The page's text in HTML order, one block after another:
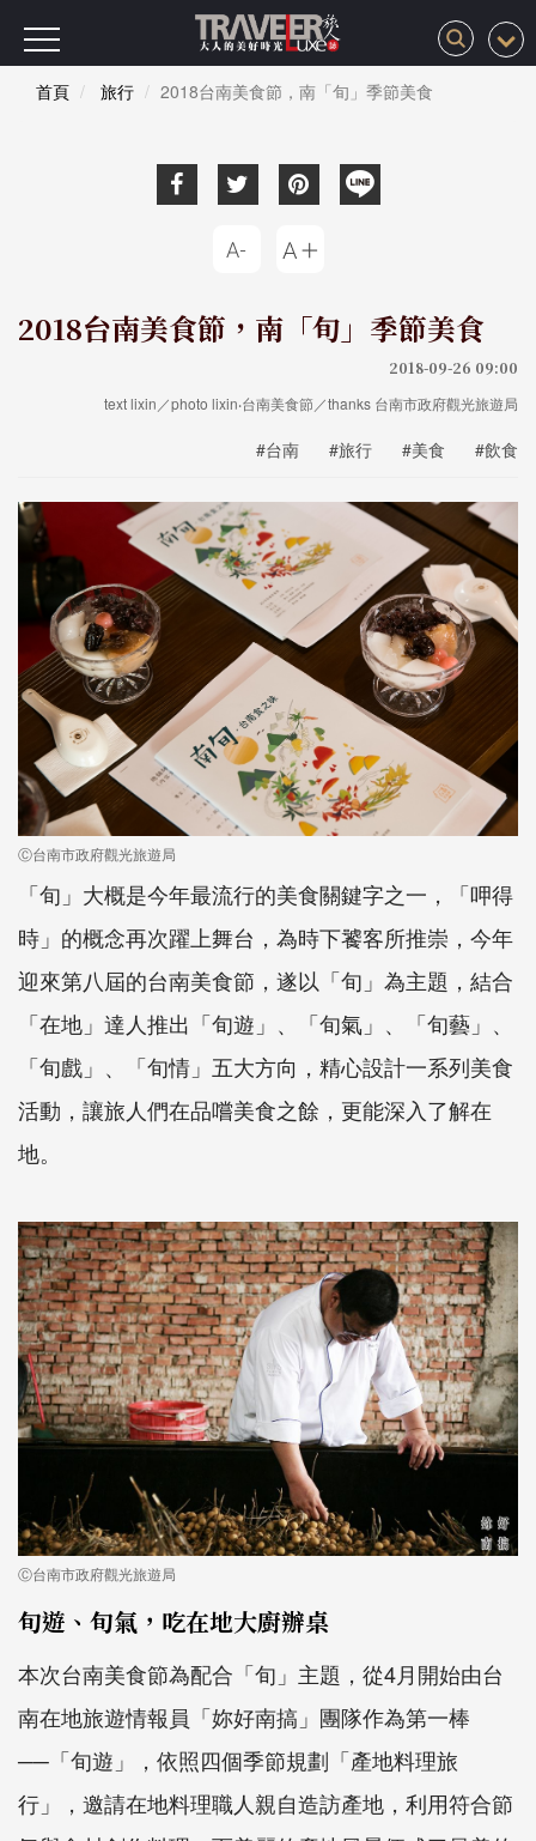
首頁 旅行 2018台南美食節，南「旬」季節美食
2018台南美食節，南「旬」季節美食
2018-09-26 09:00
text lixin／photo lixin‧台南美食節／thanks 台南市政府觀光旅遊局
#台南 #旅行 #美食 #飲食
Ⓒ台南市政府觀光旅遊局
「旬」大概是今年最流行的美食關鍵字之一，「呷得
時」的概念再次躍上舞台，為時下饕客所推崇，今年
迎來第八屆的台南美食節，遂以「旬」為主題，結合
「在地」達人推出「旬遊」、「旬氣」、「旬藝」、
「旬戲」、「旬情」五大方向，精心設計一系列美食
活動，讓旅人們在品嚐美食之餘，更能深入了解在
地。
Ⓒ台南市政府觀光旅遊局
旬遊、旬氣，吃在地大廚辦桌
本次台南美食節為配合「旬」主題，從4月開始由台
南在地旅遊情報員「妳好南搞」團隊作為第一棒
──「旬遊」，依照四個季節規劃「產地料理旅
行」，邀請在地料理職人親自造訪產地，利用符合節